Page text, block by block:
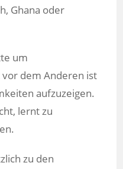
Ghana oder
um
dem Anderen ist
aufzuzeigen.
lernt zu
zu den